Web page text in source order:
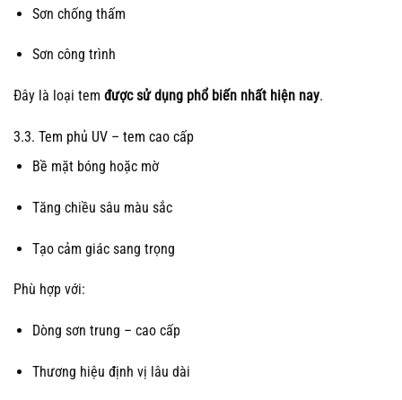
Sơn chống thấm
Sơn công trình
Đây là loại tem được sử dụng phổ biến nhất hiện nay.
3.3. Tem phủ UV – tem cao cấp
Bề mặt bóng hoặc mờ
Tăng chiều sâu màu sắc
Tạo cảm giác sang trọng
Phù hợp với:
Dòng sơn trung – cao cấp
Thương hiệu định vị lâu dài